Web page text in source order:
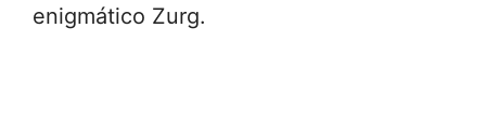
enigmático Zurg.